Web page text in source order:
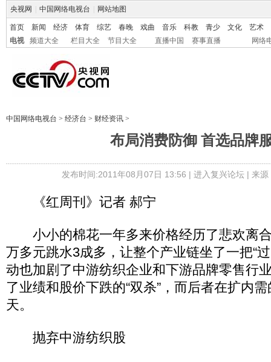
央视网 中国网络电视台 网站地图
首页 新闻 经济 体育 综艺 春晚 戏曲 音乐 科教 青少 文化
艺术
电视
频道大全 栏目大全 节目大全 直播中国 赛事直播 网络
中国网络电视台 > 经济台 > 财经资讯 >
布局消费防御 首选品牌
发布时间:2011年08月07日 13:56 | 进入复兴论坛| 来源
《红周刊》记者 郝宁
小小的棉花一年多来价格经历了悲欢离
万多元跳水3成多，让整个产业链坐了一把“
动也加剧了中游纺织企业和下游品牌零售行
了业绩和股价下跌的“双杀”，而后者在扩内
天。
抛弃中游纺织股